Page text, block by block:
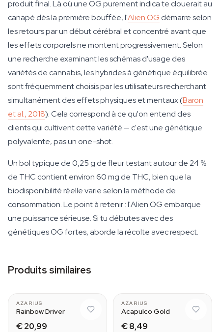
produit final. Là où une OG purement indica te clouerait au
canapé dès la première bouffée, l'Alien OG démarre selon
les retours par un début cérébral et concentré avant que
les effets corporels ne montent progressivement. Selon
une recherche examinant les schémas d'usage des
variétés de cannabis, les hybrides à génétique équilibrée
sont fréquemment choisis par les utilisateurs recherchant
simultanément des effets physiques et mentaux (Baron
et al., 2018). Cela correspond à ce qu'on entend des
clients qui cultivent cette variété — c'est une génétique
polyvalente, pas un one-shot.
Un bol typique de 0,25 g de fleur testant autour de 24 %
de THC contient environ 60 mg de THC, bien que la
biodisponibilité réelle varie selon la méthode de
consommation. Le point à retenir : l'Alien OG embarque
une puissance sérieuse. Si tu débutes avec des
génétiques OG fortes, aborde la récolte avec respect.
Produits similaires
AZARIUS
Rainbow Driver
€ 20,99
AZARIUS
Acapulco Gold
€ 8,49